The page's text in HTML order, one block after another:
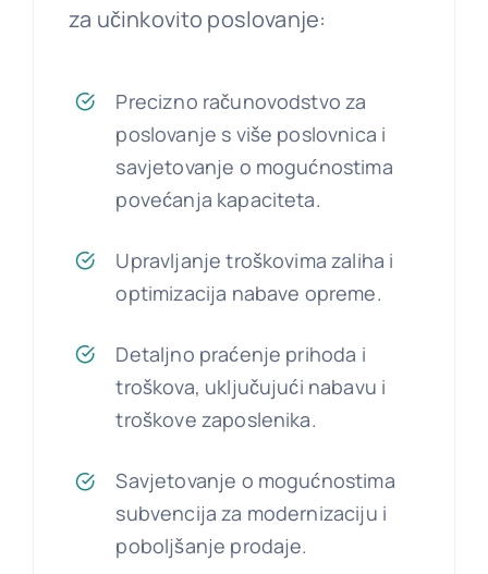
za učinkovito poslovanje:
Precizno računovodstvo za
poslovanje s više poslovnica i
savjetovanje o mogućnostima
povećanja kapaciteta.
Upravljanje troškovima zaliha i
optimizacija nabave opreme.
Detaljno praćenje prihoda i
troškova, uključujući nabavu i
troškove zaposlenika.
Savjetovanje o mogućnostima
subvencija za modernizaciju i
poboljšanje prodaje.